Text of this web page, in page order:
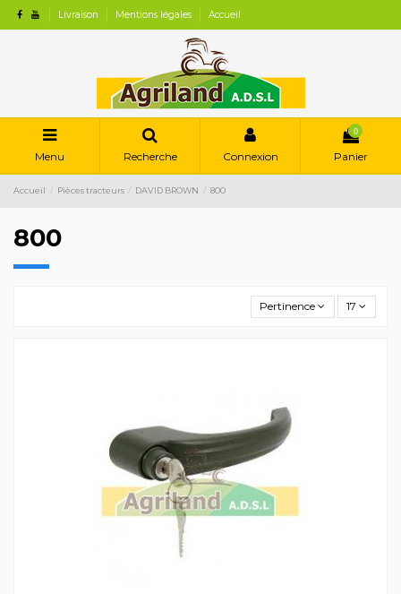
Livraison Mentions légales Accueil
Menu Recherche Connexion
0
Panier
Accueil Pièces tracteurs DAVID BROWN 800
800
Pertinence 17